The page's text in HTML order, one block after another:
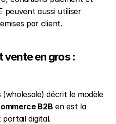
peuvent aussi utiliser
par client.
vente en gros :
(wholesale) décrit le modèle
B2B en est la
portail digital.